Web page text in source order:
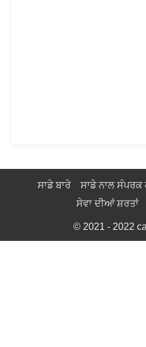
ਸਾਡੇ ਬਾਰੇ ਸਾਡੇ ਨਾਲ ਸੰਪਰਕ
ਸੇਵਾ ਦੀਆਂ ਸ਼ਰਤਾਂ
© 2021 - 2022